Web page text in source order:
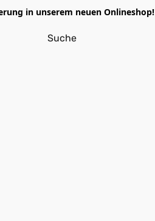
in unserem neuen Onlineshop!